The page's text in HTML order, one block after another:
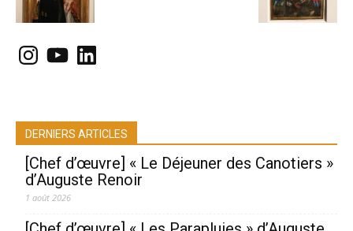
Instagram
YouTubeLinkedIn
DERNIERS ARTICLES
[Chef d’œuvre] « Le Déjeuner des Canotiers »
d’Auguste Renoir
1 août 2026